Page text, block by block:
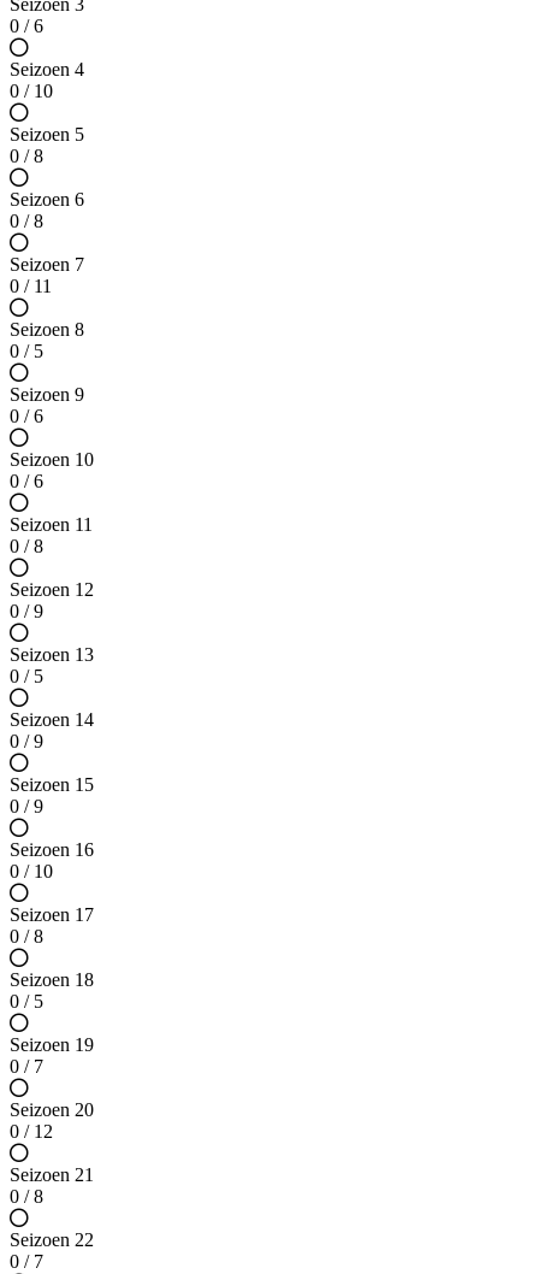
Seizoen 3
0 / 6
Seizoen 4
0 / 10
Seizoen 5
0 / 8
Seizoen 6
0 / 8
Seizoen 7
0 / 11
Seizoen 8
0 / 5
Seizoen 9
0 / 6
Seizoen 10
0 / 6
Seizoen 11
0 / 8
Seizoen 12
0 / 9
Seizoen 13
0 / 5
Seizoen 14
0 / 9
Seizoen 15
0 / 9
Seizoen 16
0 / 10
Seizoen 17
0 / 8
Seizoen 18
0 / 5
Seizoen 19
0 / 7
Seizoen 20
0 / 12
Seizoen 21
0 / 8
Seizoen 22
0 / 7